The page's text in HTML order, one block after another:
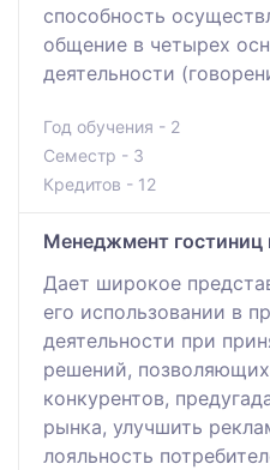
способность
общение в четырех
деятельности
Год обучения - 2
Семестр - 3
Кредитов - 12
Менеджмент гостиниц
Дает широкое
его использовании в
деятельности при
решений,
конкурентов,
рынка, улучшить
лояльность